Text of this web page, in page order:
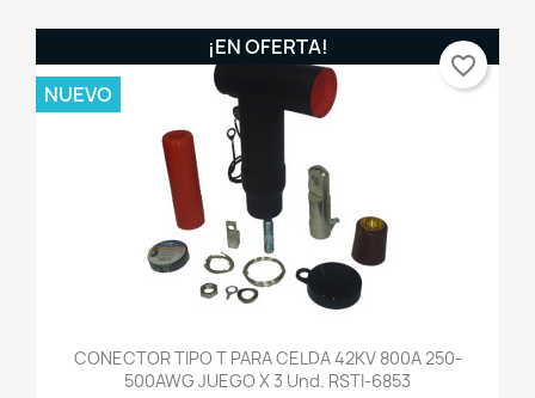
CONECTOR TIPO T PARA CELDA 42KV 800A 250-
500AWG JUEGO X 3 Und. RSTI-6853
¡EN OFERTA!
NUEVO
favorite_border